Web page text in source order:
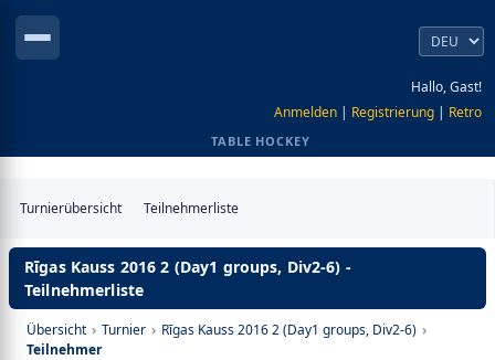
Hallo, Gast!
Anmelden | Registrierung | Retro
TABLE HOCKEY
Turnierübersicht Teilnehmerliste
Rīgas Kauss 2016 2 (Day1 groups, Div2-6) -
Teilnehmerliste
Übersicht › Turnier › Rīgas Kauss 2016 2 (Day1 groups, Div2-6) ›
Teilnehmer